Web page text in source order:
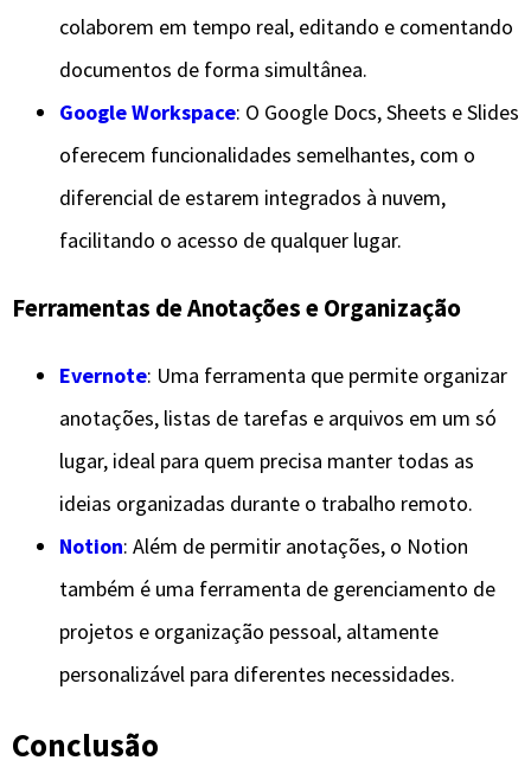
colaborem em tempo real, editando e comentando
documentos de forma simultânea.
Google Workspace: O Google Docs, Sheets e Slides
oferecem funcionalidades semelhantes, com o
diferencial de estarem integrados à nuvem,
facilitando o acesso de qualquer lugar.
Ferramentas de Anotações e Organização
Evernote: Uma ferramenta que permite organizar
anotações, listas de tarefas e arquivos em um só
lugar, ideal para quem precisa manter todas as
ideias organizadas durante o trabalho remoto.
Notion: Além de permitir anotações, o Notion
também é uma ferramenta de gerenciamento de
projetos e organização pessoal, altamente
personalizável para diferentes necessidades.
Conclusão